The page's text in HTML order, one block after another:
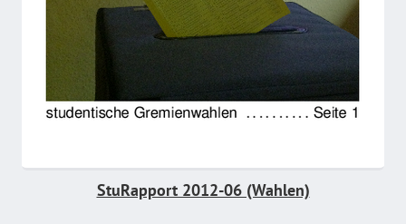
StuRapport 2012-06 (Wahlen)